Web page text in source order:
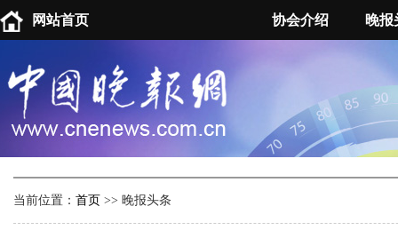
网站首页 协会介绍 晚报
当前位置： 首页 >> 晚报头条